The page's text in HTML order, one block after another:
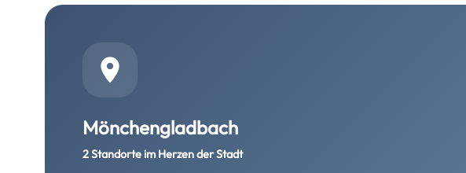
Mönchengladbach
2 Standorte im Herzen der Stadt